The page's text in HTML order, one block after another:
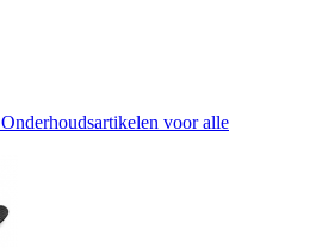
Onderhoudsartikelen voor alle